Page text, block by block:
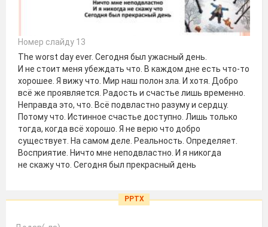
Номер слайду 13
The worst day ever. Сегодня был ужасный день.
И не стоит меня убеждать что. В каждом дне есть что-то
хорошее. Я вижу что. Мир наш полон зла. И хотя. Добро
всё же проявляется. Радость и счастье лишь временно.
Неправда это, что. Всё подвластно разуму и сердцу.
Потому что. Истинное счастье доступно. Лишь только
тогда, когда всё хорошо. Я не верю что добро
существует. На самом деле. Реальность. Определяет.
Восприятие. Ничто мне неподвластно. И я никогда
не скажу что. Сегодня был прекрасный день
PPTX